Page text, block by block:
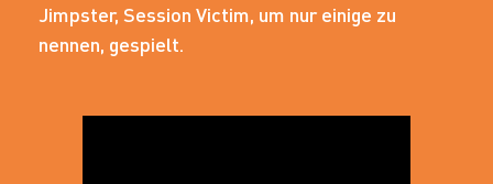
Jimpster, Session Victim, um nur einige zu
nennen, gespielt.